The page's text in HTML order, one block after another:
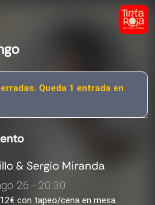
Queda 1 entrada en
& Sergio Miranda
26 - 20:30
con tapeo/cena en mesa